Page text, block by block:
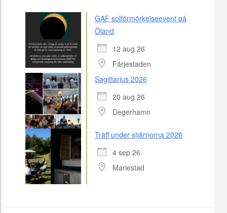
GAF solförmörkelseevent på
Öland
12 aug 26
Färjestaden
Sagittarius 2026
20 aug 26
Degerhamn
Träff under stjärnorna 2026
4 sep 26
Mariestad